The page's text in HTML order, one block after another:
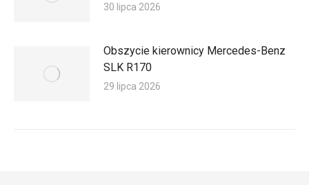
30 lipca 2026
Obszycie kierownicy Mercedes-Benz
SLK R170
29 lipca 2026